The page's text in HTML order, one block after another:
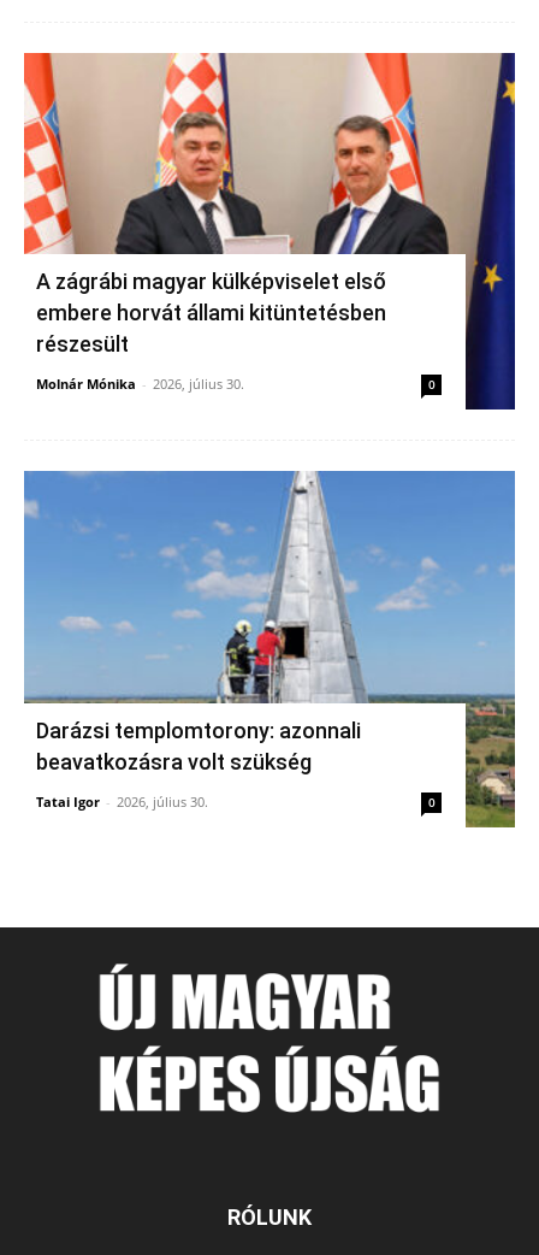
A zágrábi magyar külképviselet első
embere horvát állami kitüntetésben
részesült
Molnár Mónika - 2026, július 30. 0
Darázsi templomtorony: azonnali
beavatkozásra volt szükség
Tatai Igor - 2026, július 30. 0
RÓLUNK